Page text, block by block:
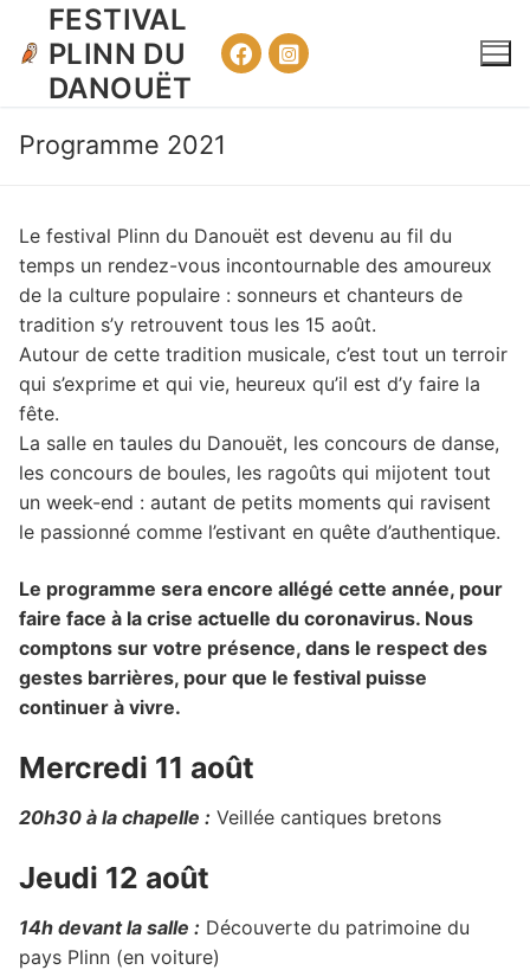
contenu
FESTIVAL
PLINN DU
DANOUËT
Programme 2021
Le festival Plinn du Danouët est devenu au fil du
temps un rendez-vous incontournable des amoureux
de la culture populaire : sonneurs et chanteurs de
tradition s’y retrouvent tous les 15 août.
Autour de cette tradition musicale, c’est tout un terroir
qui s’exprime et qui vie, heureux qu’il est d’y faire la
fête.
La salle en taules du Danouët, les concours de danse,
les concours de boules, les ragoûts qui mijotent tout
un week-end : autant de petits moments qui ravisent
le passionné comme l’estivant en quête d’authentique.
Le programme sera encore allégé cette année, pour
faire face à la crise actuelle du coronavirus. Nous
comptons sur votre présence, dans le respect des
gestes barrières, pour que le festival puisse
continuer à vivre.
Mercredi 11 août
20h30 à la chapelle : Veillée cantiques bretons
Jeudi 12 août
14h devant la salle : Découverte du patrimoine du
pays Plinn (en voiture)